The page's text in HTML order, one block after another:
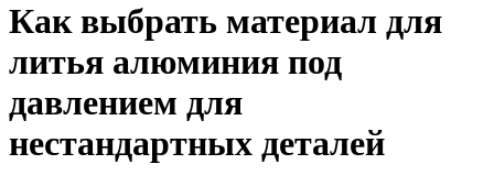
Как выбрать материал для
литья алюминия под
давлением для
нестандартных деталей